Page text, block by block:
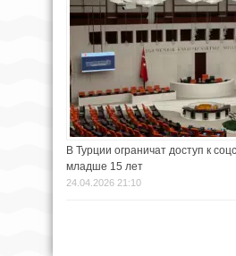
В Турции ограничат доступ к
младше 15 лет
24.04.2026 21:10